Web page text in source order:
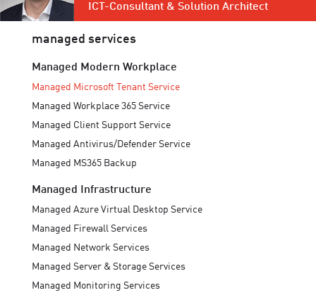
ICT-Consultant & Solution Architect
managed services
Managed Modern Workplace
Managed Microsoft Tenant Service
Managed Workplace 365 Service
Managed Client Support Service
Managed Antivirus/Defender Service
Managed MS365 Backup
Managed Infrastructure
Managed Azure Virtual Desktop Service
Managed Firewall Services
Managed Network Services
Managed Server & Storage Services
Managed Monitoring Services